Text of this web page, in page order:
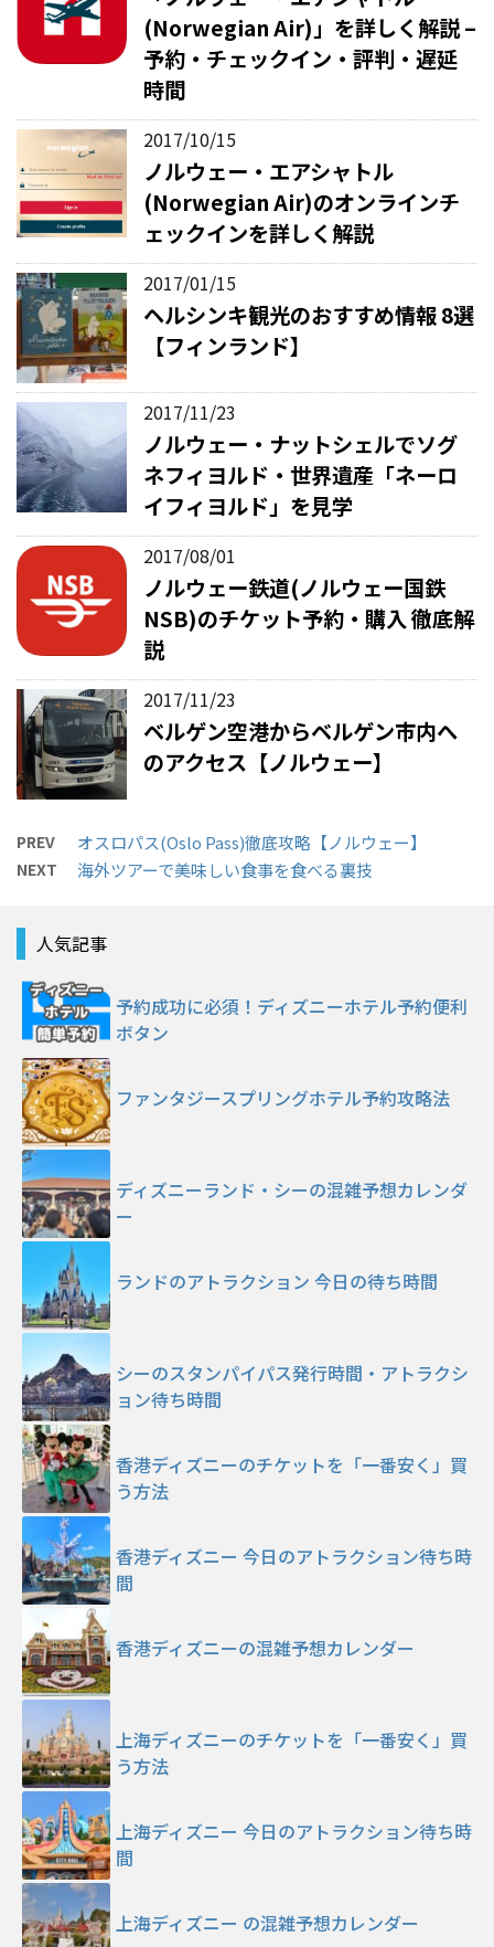
(Norwegian Air)」を詳しく解説 –
予約・チェックイン・評判・遅延
時間
2017/10/15
ノルウェー・エアシャトル
(Norwegian Air)のオンラインチ
ェックインを詳しく解説
2017/01/15
ヘルシンキ観光のおすすめ情報 8選
【フィンランド】
2017/11/23
ノルウェー・ナットシェルでソグ
ネフィヨルド・世界遺産「ネーロ
イフィヨルド」を見学
2017/08/01
ノルウェー鉄道(ノルウェー国鉄
NSB)のチケット予約・購入 徹底解
説
2017/11/23
ベルゲン空港からベルゲン市内へ
のアクセス【ノルウェー】
PREV オスロパス(Oslo Pass)徹底攻略【ノルウェー】
NEXT 海外ツアーで美味しい食事を食べる裏技
人気記事
予約成功に必須！ディズニーホテル予約便利
ボタン
ファンタジースプリングホテル予約攻略法
ディズニーランド・シーの混雑予想カレンダ
ー
ランドのアトラクション 今日の待ち時間
シーのスタンパイパス発行時間・アトラクシ
ョン待ち時間
香港ディズニーのチケットを「一番安く」買
う方法
香港ディズニー 今日のアトラクション待ち時
間
香港ディズニーの混雑予想カレンダー
上海ディズニーのチケットを「一番安く」買
う方法
上海ディズニー 今日のアトラクション待ち時
間
上海ディズニー の混雑予想カレンダー